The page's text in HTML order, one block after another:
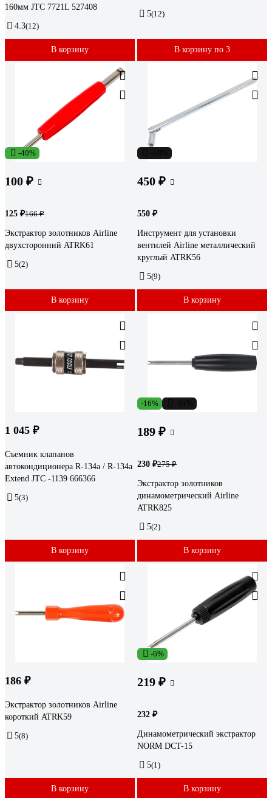
160мм JTC 7721L 527408
4.3(12)
В корзину
5(12)
В корзину по 3
-40%
100 ₽
125 ₽166 ₽
Экстрактор золотников Airline
двухсторонний ATRK61
5(2)
В корзину
450 ₽
550 ₽
Инструмент для установки
вентилей Airline металлический
круглый ATRK56
5(9)
В корзину
1 045 ₽
Съемник клапанов
автокондиционера R-134a / R-134a
Extend JTC -1139 666366
5(3)
В корзину
-16%
189 ₽
230 ₽275 ₽
Экстрактор золотников
динамометрический Airline
ATRK825
5(2)
В корзину
186 ₽
Экстрактор золотников Airline
короткий ATRK59
5(8)
В корзину
-6%
219 ₽
232 ₽
Динамометрический экстрактор
NORM DCT-15
5(1)
В корзину